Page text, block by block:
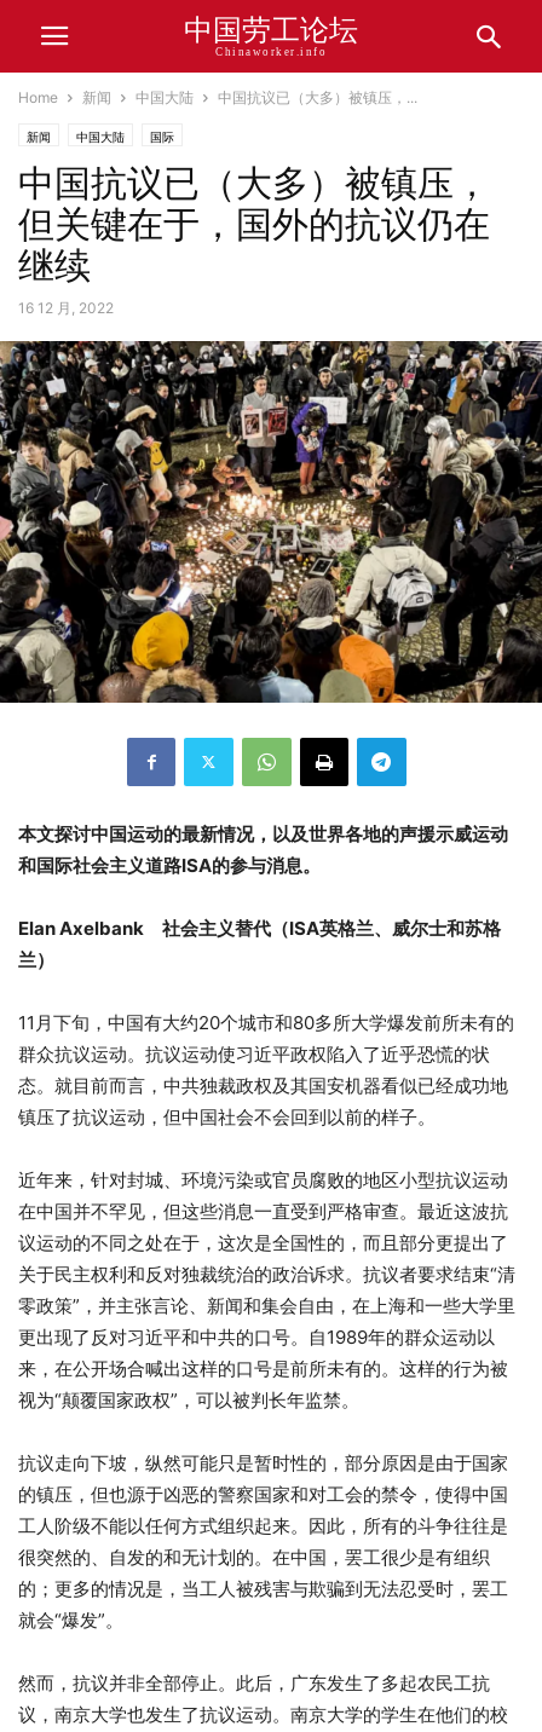
中国劳工论坛
Chinaworker.info
Home 新闻 中国大陆 中国抗议已（大多）被镇压，...
新闻 中国大陆 国际
中国抗议已（大多）被镇压，
但关键在于，国外的抗议仍在
继续
16 12 月, 2022
本文探讨中国运动的最新情况，以及世界各地的声援示威运动
和国际社会主义道路ISA的参与消息。
Elan Axelbank 社会主义替代（ISA英格兰、威尔士和苏格
兰）
11月下旬，中国有大约20个城市和80多所大学爆发前所未有的
群众抗议运动。抗议运动使习近平政权陷入了近乎恐慌的状
态。就目前而言，中共独裁政权及其国安机器看似已经成功地
镇压了抗议运动，但中国社会不会回到以前的样子。
近年来，针对封城、环境污染或官员腐败的地区小型抗议运动
在中国并不罕见，但这些消息一直受到严格审查。最近这波抗
议运动的不同之处在于，这次是全国性的，而且部分更提出了
关于民主权利和反对独裁统治的政治诉求。抗议者要求结束“清
零政策”，并主张言论、新闻和集会自由，在上海和一些大学里
更出现了反对习近平和中共的口号。自1989年的群众运动以
来，在公开场合喊出这样的口号是前所未有的。这样的行为被
视为“颠覆国家政权”，可以被判长年监禁。
抗议走向下坡，纵然可能只是暂时性的，部分原因是由于国家
的镇压，但也源于凶恶的警察国家和对工会的禁令，使得中国
工人阶级不能以任何方式组织起来。因此，所有的斗争往往是
很突然的、自发的和无计划的。在中国，罢工很少是有组织
的；更多的情况是，当工人被残害与欺骗到无法忍受时，罢工
就会“爆发”。
然而，抗议并非全部停止。此后，广东发生了多起农民工抗
议，南京大学也发生了抗议运动。南京大学的学生在他们的校